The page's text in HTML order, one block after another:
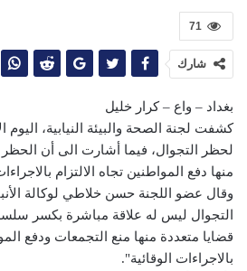
71
شارك
بغداد – واع – كرار خليل
كشفت لجنة الصحة والبيئة النيابية، اليوم
لحظر التجوال، فيما أشارت الى أن
منها دفع المواطنين تجاه الالتزام
وقال عضو اللجنة حسن خلاطي لوكالة
التجوال ليس له علاقة مباشرة بكسر
قضايا متعددة منها منع التجمعات ودفع
بالاجراءات الوقائية".